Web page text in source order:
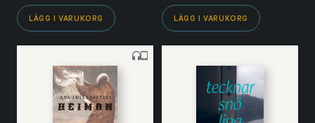
LÄGG I VARUKORG LÄGG I VARUKORG